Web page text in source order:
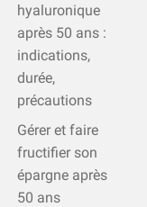
hyaluronique
après 50 ans :
indications,
durée,
précautions
Gérer et faire
fructifier son
épargne après
50 ans